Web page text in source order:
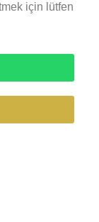
için lütfen